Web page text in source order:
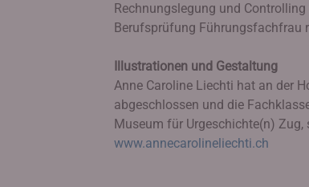
Rechnungslegung und
Berufsprüfung Führungsfachfrau
Illustrationen und Gestaltung
Anne Caroline Liechti hat an der
abgeschlossen und die
Museum für Urgeschichte(n)
www.annecarolineliechti.ch